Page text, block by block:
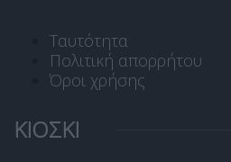
Ταυτότητα
Πολιτική απορρήτου
Όροι χρήσης
ΚΙΟΣΚΙ